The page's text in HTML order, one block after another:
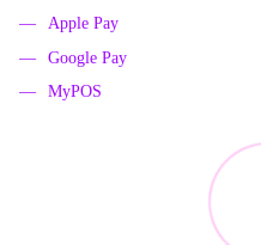
Apple Pay
Google Pay
MyPOS